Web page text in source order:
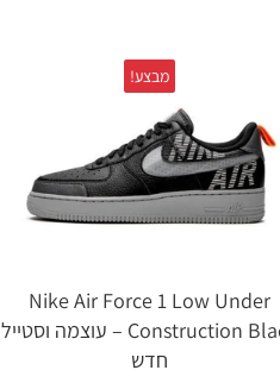
מבצע!
Nike Air Force 1 Low Under
Construction Black – עוצמה וסטייל
חדש